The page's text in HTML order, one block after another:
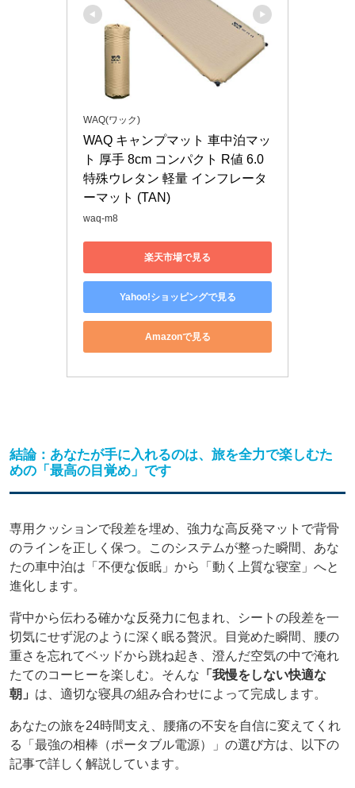
WAQ(ワック)
WAQ キャンプマット 車中泊マッ
ト 厚手 8cm コンパクト R値 6.0
特殊ウレタン 軽量 インフレータ
ーマット (TAN)
waq-m8
楽天市場で見る
Yahoo!ショッピングで見る
Amazonで見る
結論：あなたが手に入れるのは、旅を全力で楽しむた
めの「最高の目覚め」です
専用クッションで段差を埋め、強力な高反発マットで背骨
のラインを正しく保つ。このシステムが整った瞬間、あな
たの車中泊は「不便な仮眠」から「動く上質な寝室」へと
進化します。
背中から伝わる確かな反発力に包まれ、シートの段差を一
切気にせず泥のように深く眠る贅沢。目覚めた瞬間、腰の
重さを忘れてベッドから跳ね起き、澄んだ空気の中で淹れ
たてのコーヒーを楽しむ。そんな 「我慢をしない快適な
朝」 は、適切な寝具の組み合わせによって完成します。
あなたの旅を24時間支え、腰痛の不安を自信に変えてくれ
る「最強の相棒（ポータブル電源）」の選び方は、以下の
記事で詳しく解説しています。